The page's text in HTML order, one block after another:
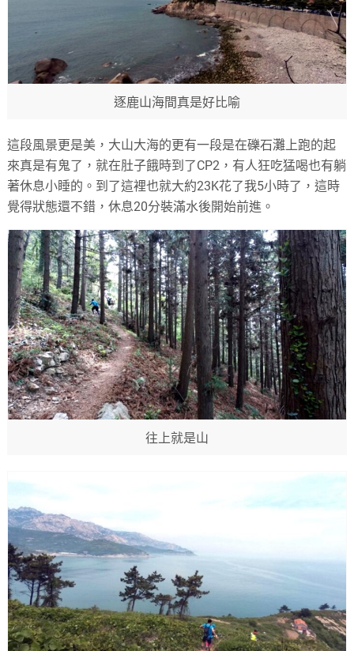
逐鹿山海間真是好比喻
這段風景更是美，大山大海的更有一段是在礫石灘上跑的起
來真是有鬼了，就在肚子餓時到了CP2，有人狂吃猛喝也有躺
著休息小睡的。到了這裡也就大約23K花了我5小時了，這時
覺得狀態還不錯，休息20分裝滿水後開始前進。
往上就是山